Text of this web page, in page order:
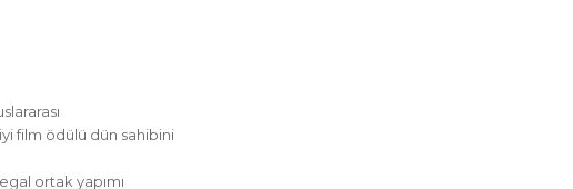
iyi film ödülü dün sahibini
ortak yapımı